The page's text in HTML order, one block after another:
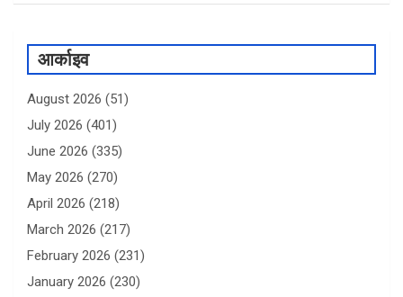
आर्काइव
August 2026 (51)
July 2026 (401)
June 2026 (335)
May 2026 (270)
April 2026 (218)
March 2026 (217)
February 2026 (231)
January 2026 (230)